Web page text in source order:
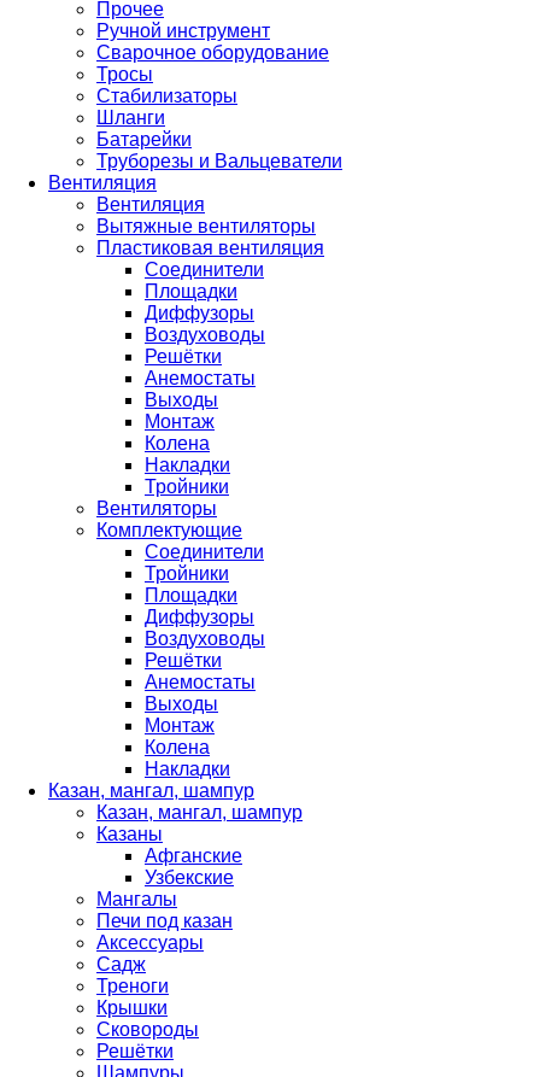
Прочее
Ручной инструмент
Сварочное оборудование
Тросы
Стабилизаторы
Шланги
Батарейки
Труборезы и Вальцеватели
Вентиляция
Вентиляция
Вытяжные вентиляторы
Пластиковая вентиляция
Соединители
Площадки
Диффузоры
Воздуховоды
Решётки
Анемостаты
Выходы
Монтаж
Колена
Накладки
Тройники
Вентиляторы
Комплектующие
Соединители
Тройники
Площадки
Диффузоры
Воздуховоды
Решётки
Анемостаты
Выходы
Монтаж
Колена
Накладки
Казан, мангал, шампур
Казан, мангал, шампур
Казаны
Афганские
Узбекские
Мангалы
Печи под казан
Аксессуары
Садж
Треноги
Крышки
Сковороды
Решётки